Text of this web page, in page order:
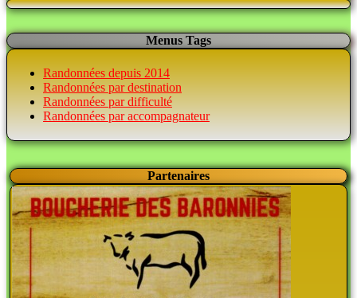
Menus Tags
Randonnées depuis 2014
Randonnées par destination
Randonnées par difficulté
Randonnées par accompagnateur
Partenaires